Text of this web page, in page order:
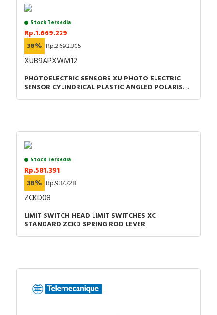
Stock Tersedia
Rp.1.669.229
38% Rp.2.692.305
XUB9APXWM12
PHOTOELECTRIC SENSORS XU PHOTO ELECTRIC
SENSOR CYLINDRICAL PLASTIC ANGLED POLARISED
Stock Tersedia
Rp.581.391
38% Rp.937.728
ZCKD08
LIMIT SWITCH HEAD LIMIT SWITCHES XC
STANDARD ZCKD SPRING ROD LEVER